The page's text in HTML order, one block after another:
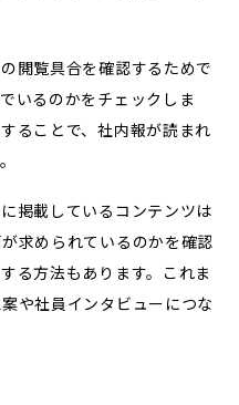
閲覧具合を確認するためで
いるのかをチェックしま
ることで、社内報が読まれ
掲載しているコンテンツは
求められているのかを確認
る方法もあります。これま
や社員インタビューにつな